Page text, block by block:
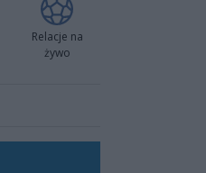
Relacje na
żywo